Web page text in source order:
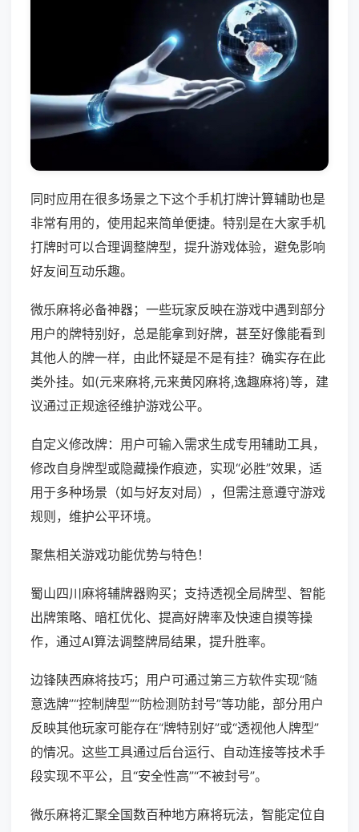
同时应用在很多场景之下这个手机打牌计算辅助也是
非常有用的，使用起来简单便捷。特别是在大家手机
打牌时可以合理调整牌型，提升游戏体验，避免影响
好友间互动乐趣。
微乐麻将必备神器；一些玩家反映在游戏中遇到部分
用户的牌特别好，总是能拿到好牌，甚至好像能看到
其他人的牌一样，由此怀疑是不是有挂？确实存在此
类外挂。如(元来麻将,元来黄冈麻将,逸趣麻将)等，建
议通过正规途径维护游戏公平。
自定义修改牌：用户可输入需求生成专用辅助工具，
修改自身牌型或隐藏操作痕迹，实现“必胜”效果，适
用于多种场景（如与好友对局），但需注意遵守游戏
规则，维护公平环境。
聚焦相关游戏功能优势与特色！
蜀山四川麻将辅牌器购买；支持透视全局牌型、智能
出牌策略、暗杠优化、提高好牌率及快速自摸等操
作，通过AI算法调整牌局结果，提升胜率。
边锋陕西麻将技巧；用户可通过第三方软件实现“随
意选牌”“控制牌型”“防检测防封号”等功能，部分用户
反映其他玩家可能存在“牌特别好”或“透视他人牌型”
的情况。这些工具通过后台运行、自动连接等技术手
段实现不平公，且“安全性高”“不被封号”。
微乐麻将汇聚全国数百种地方麻将玩法，智能定位自